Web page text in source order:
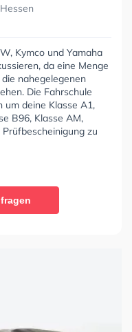
Kymco und Yamaha
da eine Menge
nahegelegenen
Die Fahrschule
um deine Klasse A1,
B96, Klasse AM,
zu